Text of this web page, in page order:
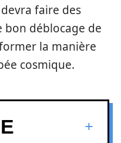
faire des
bon déblocage de
la manière
cosmique.